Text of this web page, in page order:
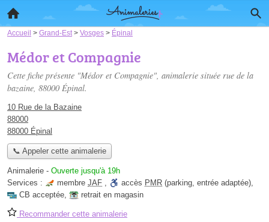
Accueil > Grand-Est > Vosges > Épinal
Médor et Compagnie
Cette fiche présente "Médor et Compagnie", animalerie située rue de la
bazaine, 88000 Épinal.
10 Rue de la Bazaine
88000
88000 Épinal
📞 Appeler cette animalerie
Animalerie - Ouverte jusqu'à 19h
Services :
membre JAF , accès PMR (parking, entrée adaptée),
CB acceptée, retrait en magasin
Recommander cette animalerie